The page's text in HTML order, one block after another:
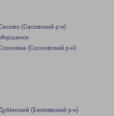
(Сасовский р-н)
(Сосновский р-н)
(Беляевский р-н)